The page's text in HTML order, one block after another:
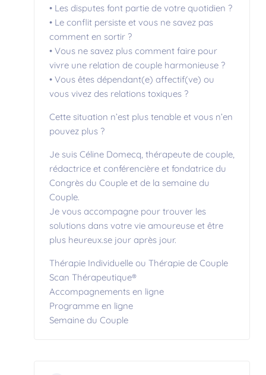
• Les disputes font partie de votre quotidien ?
• Le conflit persiste et vous ne savez pas
comment en sortir ?
• Vous ne savez plus comment faire pour
vivre une relation de couple harmonieuse ?
• Vous êtes dépendant(e) affectif(ve) ou
vous vivez des relations toxiques ?
Cette situation n’est plus tenable et vous n’en
pouvez plus ?
Je suis Céline Domecq, thérapeute de couple,
rédactrice et conférencière et fondatrice du
Congrès du Couple et de la semaine du
Couple.
Je vous accompagne pour trouver les
solutions dans votre vie amoureuse et être
plus heureux.se jour après jour.
Thérapie Individuelle ou Thérapie de Couple
Scan Thérapeutique®
Accompagnements en ligne
Programme en ligne
Semaine du Couple